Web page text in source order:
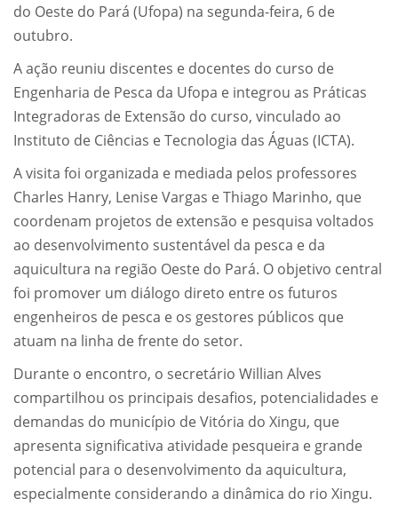
do Oeste do Pará (Ufopa) na segunda-feira, 6 de
outubro.
A ação reuniu discentes e docentes do curso de
Engenharia de Pesca da Ufopa e integrou as Práticas
Integradoras de Extensão do curso, vinculado ao
Instituto de Ciências e Tecnologia das Águas (ICTA).
A visita foi organizada e mediada pelos professores
Charles Hanry, Lenise Vargas e Thiago Marinho, que
coordenam projetos de extensão e pesquisa voltados
ao desenvolvimento sustentável da pesca e da
aquicultura na região Oeste do Pará. O objetivo central
foi promover um diálogo direto entre os futuros
engenheiros de pesca e os gestores públicos que
atuam na linha de frente do setor.
Durante o encontro, o secretário Willian Alves
compartilhou os principais desafios, potencialidades e
demandas do município de Vitória do Xingu, que
apresenta significativa atividade pesqueira e grande
potencial para o desenvolvimento da aquicultura,
especialmente considerando a dinâmica do rio Xingu.